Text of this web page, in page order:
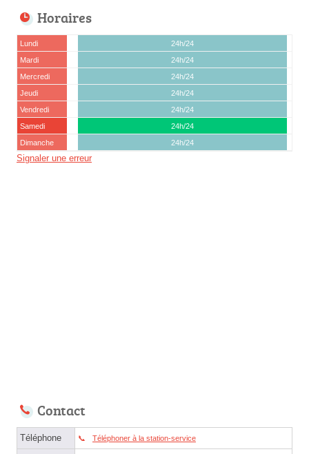
Horaires
Lundi
24h/24
Mardi
24h/24
Mercredi
24h/24
Jeudi
24h/24
Vendredi
24h/24
Samedi
24h/24
Dimanche
24h/24
Signaler une erreur
Contact
Téléphone Téléphoner à la station-service